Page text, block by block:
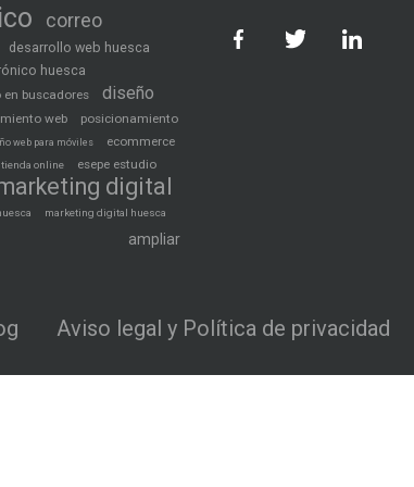
correo
desarrollo web huesca
huesca
buscadores
diseño
web
posicionamiento
web para móviles ecommerce
tienda online esepe estudio
digital
marketing digital huesca
ampliar
Aviso legal y Política de privacidad